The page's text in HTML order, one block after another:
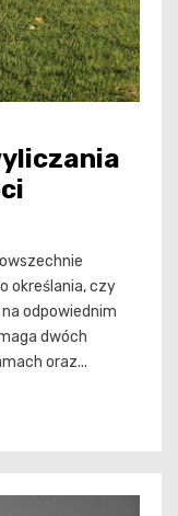
określania, czy
odpowiednim
dwóch
oraz...